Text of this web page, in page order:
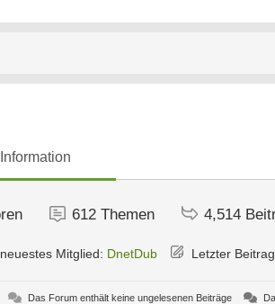
612 Themen 4,514
Mitglied: DnetDub Letzter
Das Forum enthält keine ungelesenen Beiträge